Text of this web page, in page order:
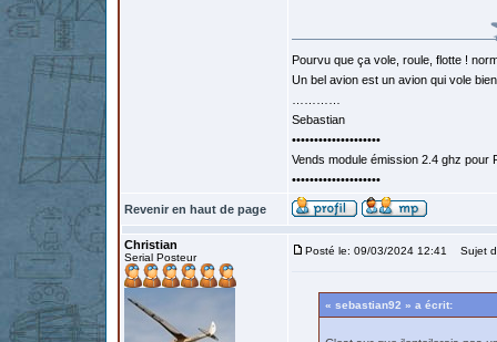
Pourvu que ça vole, roule, flotte !
Un bel avion est un avion qui vole
Sebastian
••••••••••••••••••••
Vends module émission 2.4 ghz
••••••••••••••••••••
Revenir en haut de page
Christian
Serial Posteur
Posté le: 09/03/2024 12:41 Sujet
« sebastian92 » a écrit: